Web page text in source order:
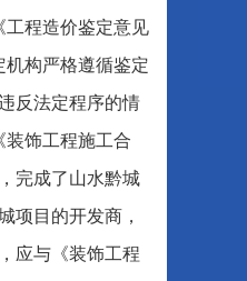
工程造价鉴定意见
机构严格遵循鉴定
反法定程序的情
装饰工程施工合
完成了山水黔城
项目的开发商，
应与《装饰工程